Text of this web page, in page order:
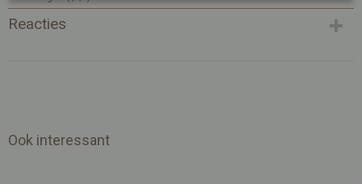
Reacties
Ook interessant